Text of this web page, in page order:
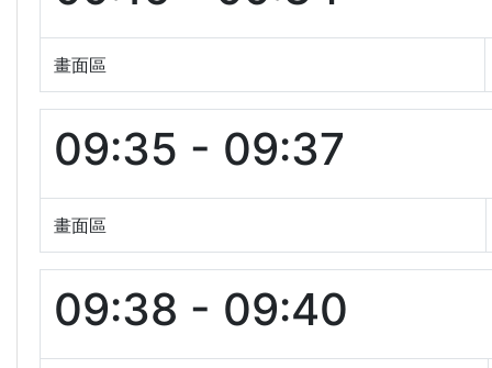
畫面區
09:35 - 09:37
畫面區
09:38 - 09:40